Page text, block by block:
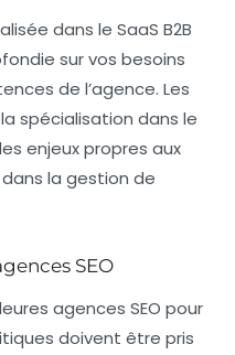
dans le SaaS B2B
sur vos besoins
de l’agence. Les
spécialisation dans le
enjeux propres aux
dans la gestion de
SEO
agences SEO pour
doivent être pris